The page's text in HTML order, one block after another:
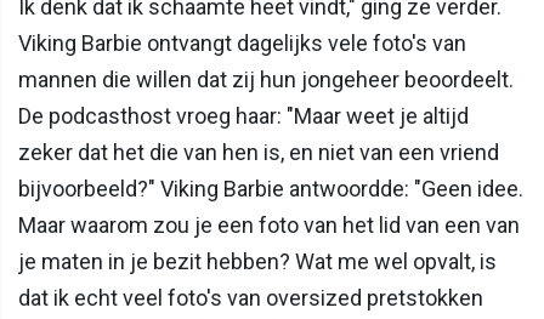
Ik denk dat ik schaamte heet vindt," ging ze verder.
Viking Barbie ontvangt dagelijks vele foto's van
mannen die willen dat zij hun jongeheer beoordeelt.
De podcasthost vroeg haar: "Maar weet je altijd
zeker dat het die van hen is, en niet van een vriend
bijvoorbeeld?" Viking Barbie antwoordde: "Geen idee.
Maar waarom zou je een foto van het lid van een van
je maten in je bezit hebben? Wat me wel opvalt, is
dat ik echt veel foto's van oversized pretstokken